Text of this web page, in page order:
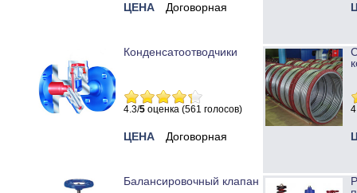
ЦЕНА Договорная
Конденсатоотводчики
4.3/5 оценка (561 голосов)
ЦЕНА Договорная
Балансировочный клапан